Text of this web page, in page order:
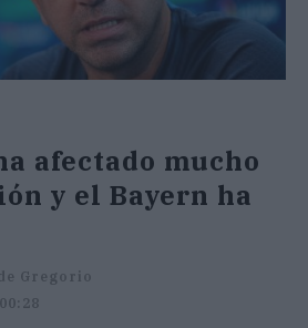
afectado mucho
y el Bayern ha
Gregorio